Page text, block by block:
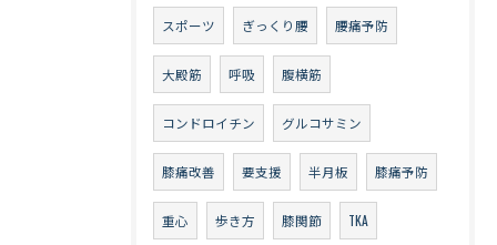
スポーツ ぎっくり腰 腰痛予防
大殿筋 呼吸 腹横筋
コンドロイチン グルコサミン
膝痛改善 要支援 半月板 膝痛予防
重心 歩き方 膝関節 TKA